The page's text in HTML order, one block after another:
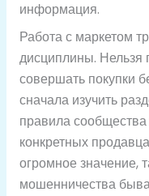
информация.
Работа с маркетом
дисциплины. Нельзя
совершать покупки
сначала изучить
правила
конкретных
огромное значение,
мошенничества